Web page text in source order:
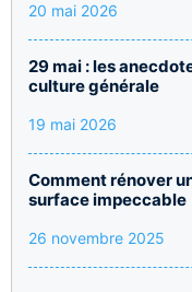
20 mai 2026
29 mai : les
culture générale
19 mai 2026
Comment rénover
surface impeccable
26 novembre 2025